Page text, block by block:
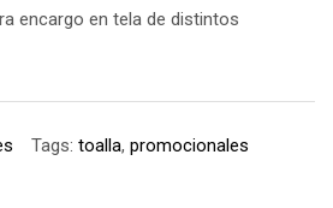
encargo en tela de distintos
Tags: toalla, promocionales